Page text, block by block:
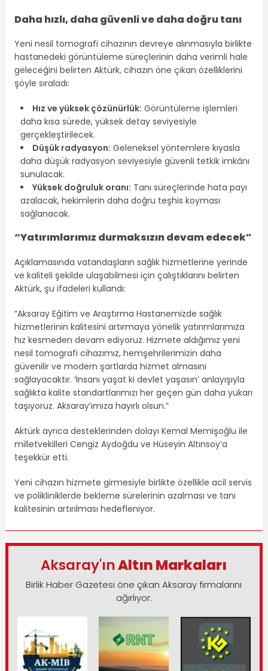
Daha hızlı, daha güvenli ve daha doğru tanı
Yeni nesil tomografi cihazının devreye alınmasıyla birlikte
hastanedeki görüntüleme süreçlerinin daha verimli hale
geleceğini belirten Aktürk, cihazın öne çıkan özelliklerini
şöyle sıraladı:
Hız ve yüksek çözünürlük: Görüntüleme işlemleri
daha kısa sürede, yüksek detay seviyesiyle
gerçekleştirilecek.
Düşük radyasyon: Geleneksel yöntemlere kıyasla
daha düşük radyasyon seviyesiyle güvenli tetkik imkânı
sunulacak.
Yüksek doğruluk oranı: Tanı süreçlerinde hata payı
azalacak, hekimlerin daha doğru teşhis koyması
sağlanacak.
“Yatırımlarımız durmaksızın devam edecek”
Açıklamasında vatandaşların sağlık hizmetlerine yerinde
ve kaliteli şekilde ulaşabilmesi için çalıştıklarını belirten
Aktürk, şu ifadeleri kullandı:
“AksarayEğitim ve Araştırma Hastanemizde sağlık
hizmetlerinin kalitesini artırmaya yönelik yatırımlarımıza
hız kesmeden devam ediyoruz. Hizmete aldığımız yeni
nesil tomografi cihazımız, hemşehrilerimizin daha
güvenilir ve modern şartlarda hizmet almasını
sağlayacaktır. ‘İnsanı yaşat ki devlet yaşasın’ anlayışıyla
sağlıkta kalite standartlarımızı her geçen gün daha yukarı
taşıyoruz. Aksaray’ımıza hayırlı olsun.”
Aktürk ayrıca desteklerinden dolayı Kemal Memişoğlu ile
milletvekilleri Cengiz Aydoğdu ve Hüseyin Altınsoy’a
teşekkür etti.
Yeni cihazın hizmete girmesiyle birlikte özellikle acil servis
ve polikliniklerde bekleme sürelerinin azalması ve tanı
kalitesinin artırılması hedefleniyor.
Aksaray'ınAltın Markaları
Birlik Haber Gazetesi öne çıkan Aksaray firmalarını
ağırlıyor.